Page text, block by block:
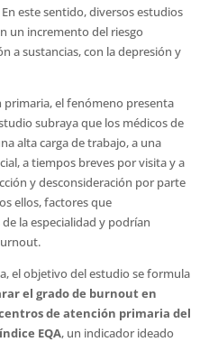
este sentido, diversos estudios
un incremento del riesgo
a sustancias, con la depresión y
el fenómeno presenta
subraya que los médicos de
alta carga de trabajo, a una
a tiempos breves por visita y a
y desconsideración por parte
ellos, factores que
la especialidad y podrían
el objetivo del estudio se formula
el grado de burnout en
de atención primaria del
EQA, un indicador ideado